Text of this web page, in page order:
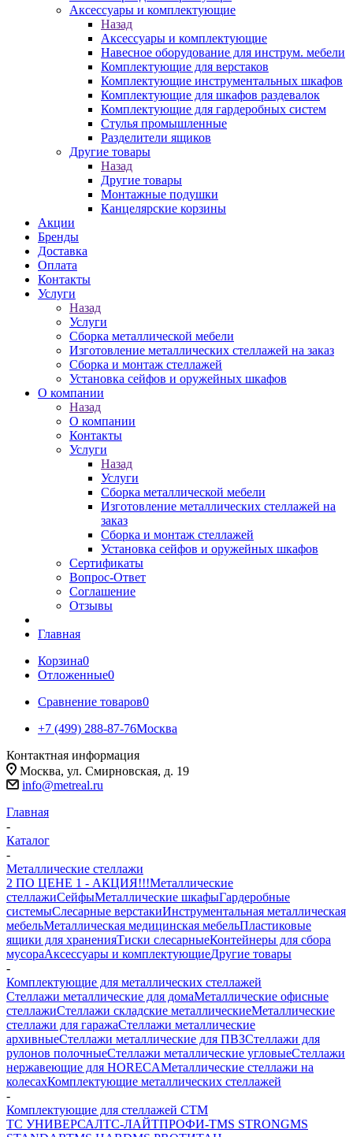
Аксессуары и комплектующие
Назад
Аксессуары и комплектующие
Навесное оборудование для инструм. мебели
Комплектующие для верстаков
Комплектующие инструментальных шкафов
Комплектующие для шкафов раздевалок
Комплектующие для гардеробных систем
Стулья промышленные
Разделители ящиков
Другие товары
Назад
Другие товары
Монтажные подушки
Канцелярские корзины
Акции
Бренды
Доставка
Оплата
Контакты
Услуги
Назад
Услуги
Сборка металлической мебели
Изготовление металлических стеллажей на заказ
Сборка и монтаж стеллажей
Установка сейфов и оружейных шкафов
О компании
Назад
О компании
Контакты
Услуги
Назад
Услуги
Сборка металлической мебели
Изготовление металлических стеллажей на
заказ
Сборка и монтаж стеллажей
Установка сейфов и оружейных шкафов
Сертификаты
Вопрос-Ответ
Соглашение
Отзывы
Главная
Корзина0
Отложенные0
Сравнение товаров0
+7 (499) 288-87-76Москва
Контактная информация
Москва, ул. Смирновская, д. 19
info@metreal.ru
Главная
-
Каталог
-
Металлические стеллажи
2 ПО ЦЕНЕ 1 - АКЦИЯ!!!Металлические
стеллажиСейфыМеталлические шкафыГардеробные
системыСлесарные верстакиИнструментальная металлическая
мебельМеталлическая медицинская мебельПластиковые
ящики для храненияТиски слесарныеКонтейнеры для сбора
мусораАксессуары и комплектующиеДругие товары
-
Комплектующие для металлических стеллажей
Стеллажи металлические для домаМеталлические офисные
стеллажиСтеллажи складские металлическиеМеталлические
стеллажи для гаражаСтеллажи металлические
архивныеСтеллажи металлические для ПВЗСтеллажи для
рулонов полочныеСтеллажи металлические угловыеСтеллажи
нержавеющие для HORECAМеталлические стеллажи на
колесахКомплектующие металлических стеллажей
-
Комплектующие для стеллажей СТМ
ТС УНИВЕРСАЛТС-ЛАЙТПРОФИ-ТMS STRONGMS